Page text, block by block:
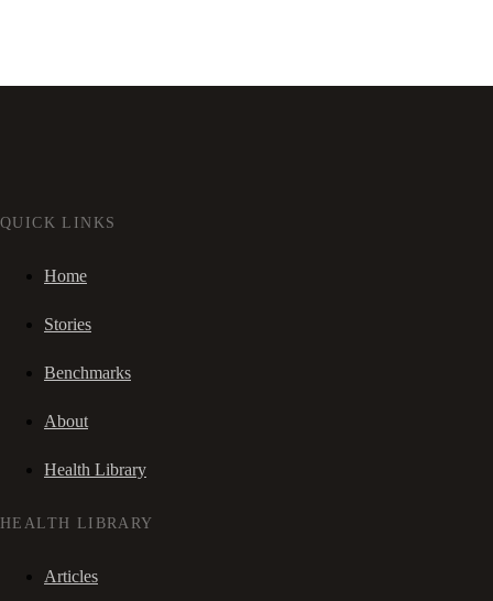
QUICK LINKS
Home
Stories
Benchmarks
About
Health Library
HEALTH LIBRARY
Articles